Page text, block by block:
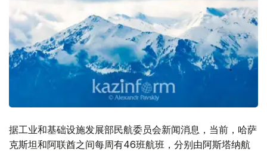
据工业和基础设施发展部民航委员会新闻消息，当前，哈萨
克斯坦和阿联酋之间每周有46班航班，分别由阿斯塔纳航